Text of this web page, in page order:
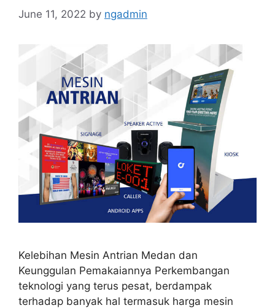
June 11, 2022 by ngadmin
Kelebihan Mesin Antrian Medan dan
Keunggulan Pemakaiannya Perkembangan
teknologi yang terus pesat, berdampak
terhadap banyak hal termasuk harga mesin